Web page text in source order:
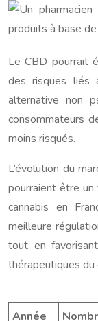
Le CBD pourrait
des risques liés
alternative non
consommateurs
moins risqués.
L’évolution du
pourraient être
cannabis en
meilleure
tout en
thérapeutiques du
Année